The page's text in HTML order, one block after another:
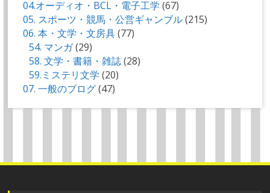
04.オーディオ・BCL・電子工学 (67)
05. スポーツ・競馬・公営ギャンブル(215)
06. 本・文学・文房具(77)
54. マンガ(29)
58. 文学・書籍・雑誌(28)
59.ミステリ文学 (20)
07. 一般のブログ(47)